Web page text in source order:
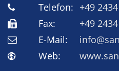
Telefon: +49
Fax:
+49
E-Mail:
Web: